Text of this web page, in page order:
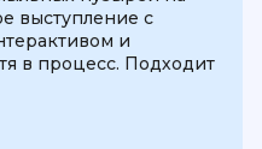
выступление с
и
в процесс. Подходит